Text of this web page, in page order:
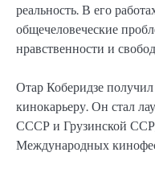
реальность. В его
общечеловеческие
нравственности и
Отар Коберидзе
кинокарьеру. Он стал
СССР и Грузинской
Международных